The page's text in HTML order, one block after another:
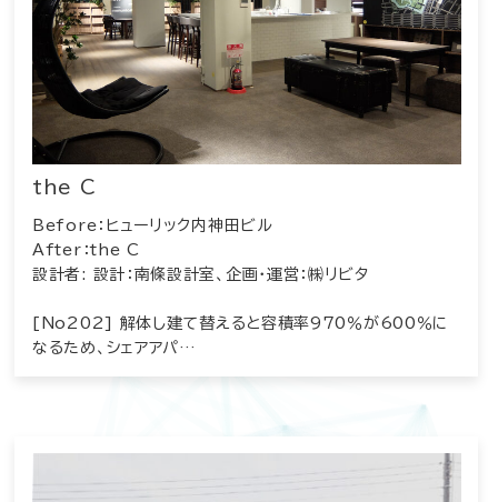
the C
Before：ヒューリック内神田ビル
After：the C
設計者: 設計：南條設計室、企画・運営：㈱リビタ
[No202] 解体し建て替えると容積率970％が600％に
なるため、シェアアパ…